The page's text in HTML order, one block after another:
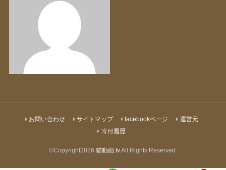
お問い合わせ サイトマップ facebookページ
運営元
寄付履歴
©Copyright2026 猫動画.tv.All Rights Reserved.